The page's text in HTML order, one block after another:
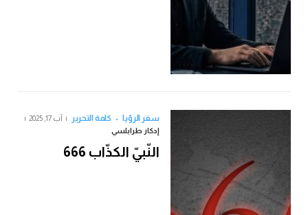
سفر الرؤيا كلمة التحرير
آب 17, 2025
إدكار طرابلسي
النّبيّ الكذّاب 666